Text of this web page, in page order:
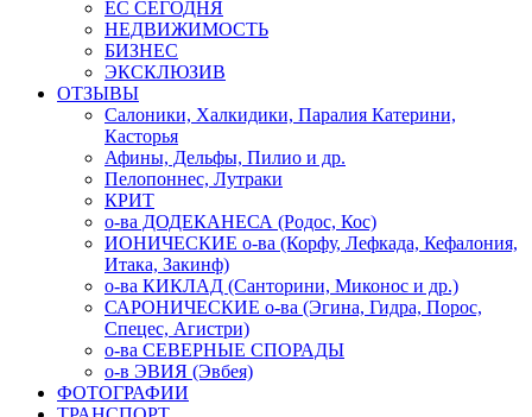
ЕС СЕГОДНЯ
НЕДВИЖИМОСТЬ
БИЗНЕС
ЭКСКЛЮЗИВ
ОТЗЫВЫ
Салоники, Халкидики, Паралия Катерини,
Касторья
Афины, Дельфы, Пилио и др.
Пелопоннес, Лутраки
КРИТ
о-ва ДОДЕКАНЕСА (Родос, Кос)
ИОНИЧЕСКИЕ о-ва (Корфу, Лефкада, Кефалония,
Итака, Закинф)
о-ва КИКЛАД (Санторини, Миконос и др.)
САРОНИЧЕСКИЕ о-ва (Эгина, Гидра, Порос,
Спецес, Агистри)
о-ва СЕВЕРНЫЕ СПОРАДЫ
о-в ЭВИЯ (Эвбея)
ФОТОГРАФИИ